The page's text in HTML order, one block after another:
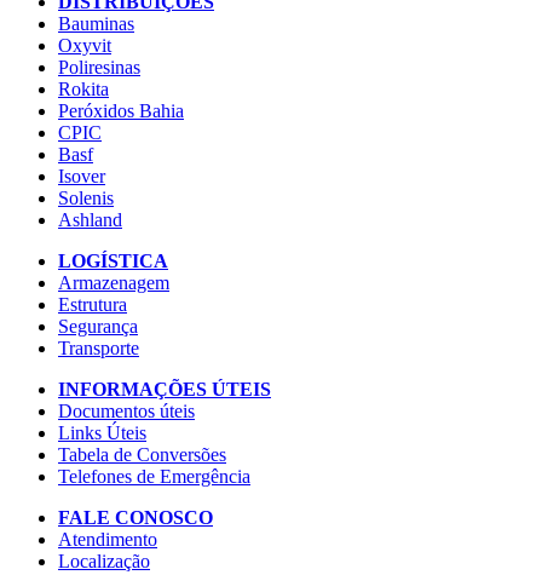
Bauminas
Oxyvit
Poliresinas
Rokita
Peróxidos Bahia
CPIC
Basf
Isover
Solenis
Ashland
LOGÍSTICA
Armazenagem
Estrutura
Segurança
Transporte
INFORMAÇÕES ÚTEIS
Documentos úteis
Links Úteis
Tabela de Conversões
Telefones de Emergência
FALE CONOSCO
Atendimento
Localização